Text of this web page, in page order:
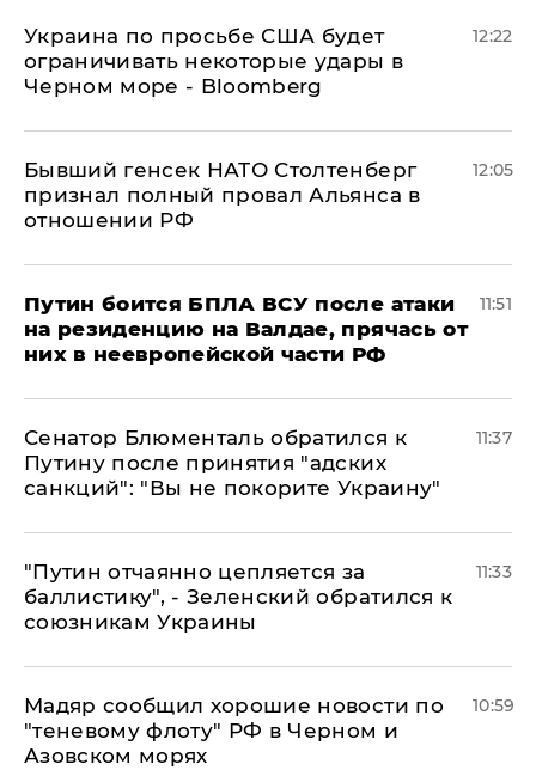
Украина по просьбе США будет
ограничивать некоторые удары в
Черном море - Bloomberg
12:22
Бывший генсек НАТО Столтенберг
признал полный провал Альянса в
отношении РФ
12:05
Путин боится БПЛА ВСУ после атаки
на резиденцию на Валдае, прячась от
них в неевропейской части РФ
11:51
Сенатор Блюменталь обратился к
Путину после принятия "адских
санкций": "Вы не покорите Украину"
11:37
"Путин отчаянно цепляется за
баллистику", - Зеленский обратился к
союзникам Украины
11:33
Мадяр сообщил хорошие новости по
"теневому флоту" РФ в Черном и
Азовском морях
10:59